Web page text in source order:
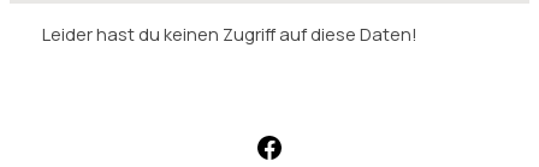
Leider hast du keinen Zugriff auf diese Daten!
Facebook